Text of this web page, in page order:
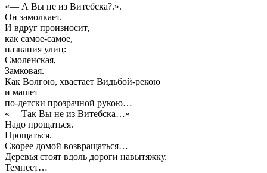
«— А Вы не из Витебска?.».
Он замолкает.
И вдруг произносит,
как самое-самое,
названия улиц:
Смоленская,
Замковая.
Как Волгою, хвастает Видьбой-рекою
и машет
по-детски прозрачной рукою…
«— Так Вы не из Витебска…»
Надо прощаться.
Прощаться.
Скорее домой возвращаться…
Деревья стоят вдоль дороги навытяжку.
Темнеет…